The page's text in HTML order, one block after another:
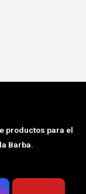
productos para el
Barba.